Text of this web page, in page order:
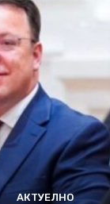
АКТУЕЛНО